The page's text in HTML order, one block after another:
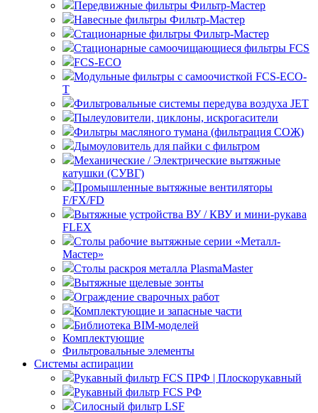
Передвижные
Навесные
Стационарные
Стационарные самоочищающиеся
FCS
FCS-ECO
Модульные
с самоочисткой FCS-ECO-
T
Фильтровальные системы передува воздуха JET
Пылеуловители, циклоны, искрогасители
Фильтры масляного тумана (фильтрация СОЖ)
Дымоуловитель для пайки с фильтром
Механические / Электрические вытяжные
катушки (СУВГ)
Промышленные вытяжные вентиляторы
F/FX/FD
Вытяжные устройства ВУ / КВУ и мини-рукава
FLEX
Столы рабочие вытяжные серии «Металл-
Мастер»
Столы раскроя металла PlasmaMaster
Вытяжные щелевые зонты
Ограждение сварочных работ
Комплектующие и запасные части
Библиотека BIM-моделей
Комплектующие
Фильтровальные элементы
Системы аспирации
Рукавный фильтр FCS ПРФ | Плоскорукавный
Рукавный фильтр FCS РФ
Силосный фильтр LSF